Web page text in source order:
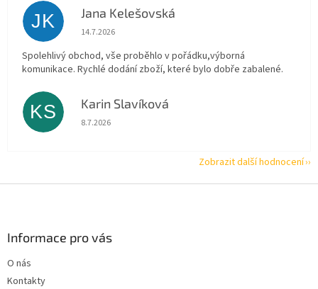
JK Jana Kelešovská
Hodnocení obchodu je 5 z 5 hvězdiček.
14.7.2026
Spolehlivý obchod, vše proběhlo v pořádku,výborná
komunikace. Rychlé dodání zboží, které bylo dobře zabalené.
KS Karin Slavíková
Hodnocení obchodu je 5 z 5 hvězdiček.
8.7.2026
Zobrazit další hodnocení
Informace pro vás
O nás
Kontakty